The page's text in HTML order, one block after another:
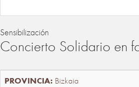
Sensibilización
Concierto Solidario en
Bizkaia